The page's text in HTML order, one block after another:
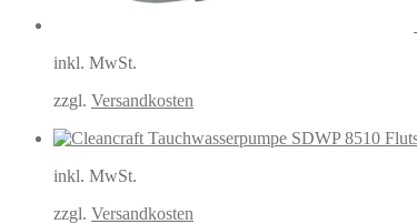
inkl. MwSt.
zzgl. Versandkosten
inkl. MwSt.
zzgl. Versandkosten